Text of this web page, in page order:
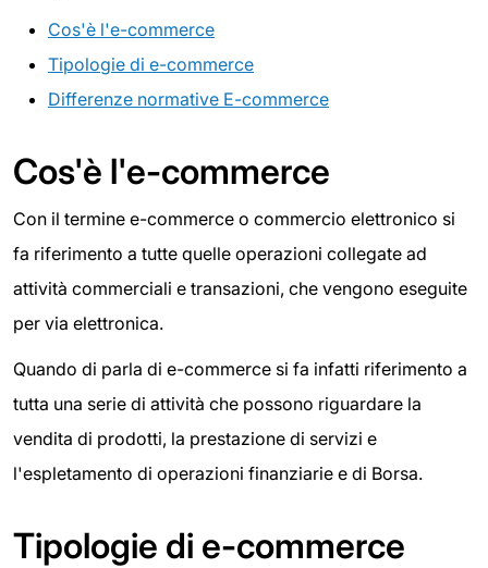
Cos'è l'e-commerce
Tipologie di e-commerce
Differenze normative E-commerce
Cos'è l'e-commerce
Con il termine e-commerce o commercio elettronico si
fa riferimento a tutte quelle operazioni collegate ad
attività commerciali e transazioni, che vengono eseguite
per via elettronica.
Quando di parla di e-commerce si fa infatti riferimento a
tutta una serie di attività che possono riguardare la
vendita di prodotti, la prestazione di servizi e
l'espletamento di operazioni finanziarie e di Borsa.
Tipologie di e-commerce